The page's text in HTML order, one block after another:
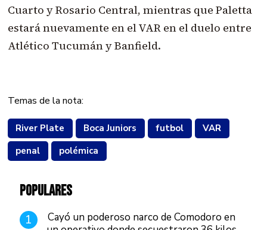
Cuarto y Rosario Central, mientras que Paletta
estará nuevamente en el VAR en el duelo entre
Atlético Tucumán y Banfield.
Temas de la nota:
River Plate Boca Juniors futbol
VAR
penal
polémica
POPULARES
1
Cayó un poderoso narco de Comodoro en